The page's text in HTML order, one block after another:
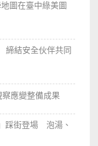
圖在臺中綠美圖
締結安全伙伴共同
應變整備成果
踩街登場 泡湯、